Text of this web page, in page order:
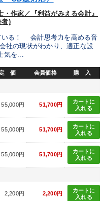
・作家／『利益がみえる会計』
者)
いる！ 会計思考力を高める音
の現状がわかり、適正な設
気を...
定 価 会員価格 購 入
55,000円 51,700円
カートに
入れる
55,000円 51,700円
カートに
入れる
55,000円 51,700円
カートに
入れる
2,200円 2,200円
カートに
入れる